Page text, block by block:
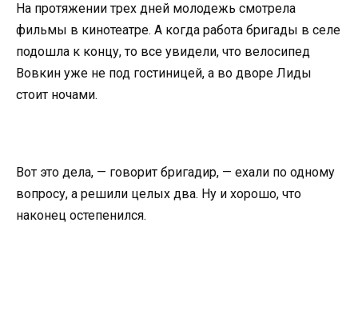
На протяжении трех дней молодежь смотрела
фильмы в кинотеатре. А когда работа бригады в селе
подошла к концу, то все увидели, что велосипед
Вовкин уже не под гостиницей, а во дворе Лиды
стоит ночами.
Вот это дела, — говорит бригадир, — ехали по одному
вопросу, а решили целых два. Ну и хорошо, что
наконец остепенился.